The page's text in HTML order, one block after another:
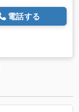
電話する